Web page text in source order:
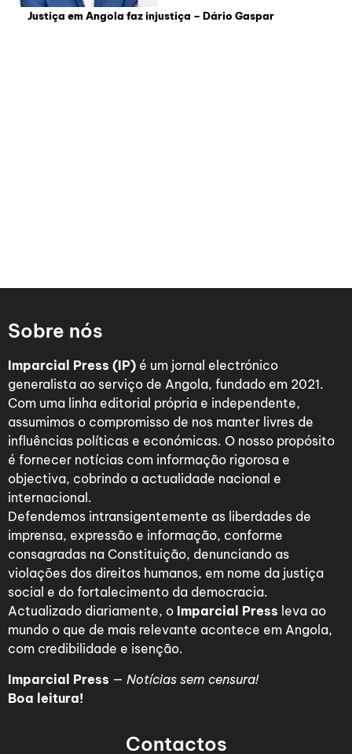
Justiça em Angola faz injustiça – Dário Gaspar
Sobre nós
Imparcial Press (IP) é um jornal electrónico
generalista ao serviço de Angola, fundado em 2021.
Com uma linha editorial própria e independente,
assumimos o compromisso de nos manter livres de
influências políticas e económicas. O nosso propósito
é fornecer notícias com informação rigorosa e
objectiva, cobrindo a actualidade nacional e
internacional.
Defendemos intransigentemente as liberdades de
imprensa, expressão e informação, conforme
consagradas na Constituição, denunciando as
violações dos direitos humanos, em nome da justiça
social e do fortalecimento da democracia.
Actualizado diariamente, o Imparcial Press leva ao
mundo o que de mais relevante acontece em Angola,
com credibilidade e isenção.
Imparcial Press — Notícias sem censura!
Boa leitura!
Contactos